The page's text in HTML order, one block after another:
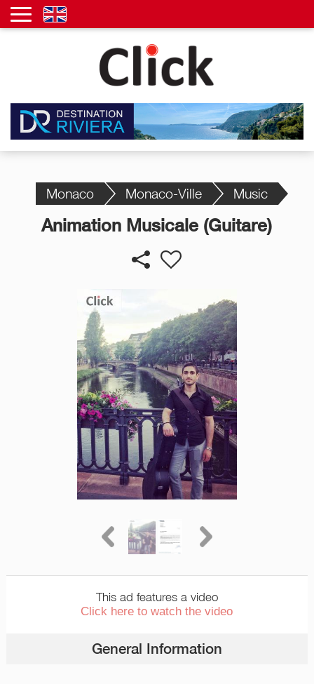
Monaco Monaco-Ville Music
Animation Musicale (Guitare)
This ad features a video
Click here to watch the video
General Information